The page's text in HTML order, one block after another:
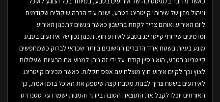
וניהול מזון של שירותי קייטרינג בטבע, ישנם עוד הרבה שיקולים שקודמים
ליום האירוע ואותם צריך לקחת בחשבון כאשר ניגשים לתכנון האירוע
ומזמינים שירותי קייטרינג בטבע לאירוע חוץ. תכנון נכון של אירועים בטבע
מונע בעיות בשטח אחד הדברים החשובים ביותר שכדאי לבדוק כשמחפשים
קייטרינג בטבע, הוא ניסיון קודם. על ידי זה ניתן למנוע את הבעיות שעלולות
לצוץ וכך לקיים אירוע חוץ מוצלח עם אפס תקלות. כאשר מכינים קייטרינג
לאירועים בשטח צריך לבנות מטבח קצה שיספק את האוכל בזמן אמת, כך
האורחים יוכלו לקבל את התוצאה הטובה ביותר והמנות ישמרו על סטנדרט